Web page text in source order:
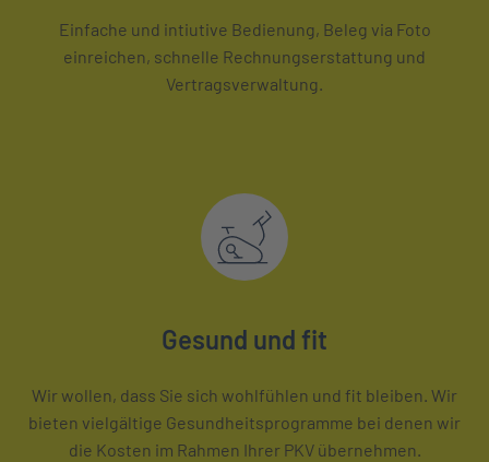
Einfache und intiutive Bedienung, Beleg via Foto
einreichen, schnelle Rechnungserstattung und
Vertragsverwaltung.
Gesund und fit
Wir wollen, dass Sie sich wohlfühlen und fit bleiben. Wir
bieten vielgältige Gesundheitsprogramme bei denen wir
die Kosten im Rahmen Ihrer PKV übernehmen.